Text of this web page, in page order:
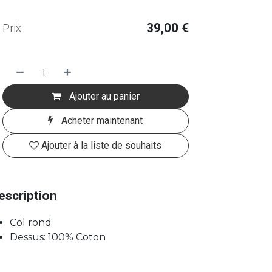
Ajouter au panier
Acheter maintenant
Ajouter à la liste de souhaits
Prix 39,00 €
Col rond
Dessus: 100% Coton